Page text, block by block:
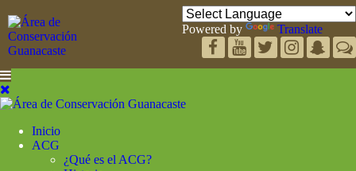
Powered by Translate
Inicio
ACG
¿Qué es el ACG?